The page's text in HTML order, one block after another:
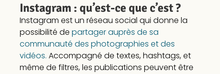
Instagram : qu’est-ce que c’est ?
Instagram est un réseau social qui donne la
possibilité de partager auprès de sa
communauté des photographies et des
vidéos. Accompagné de textes, hashtags, et
même de filtres, les publications peuvent être